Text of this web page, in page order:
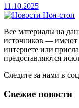
11.10.2025
Все материалы на
источников — имеют
интернете или
предоставляются
Следите за нами в
Свежие новости